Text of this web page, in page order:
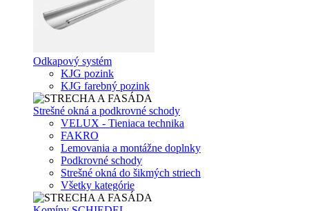
Odkapový systém
KJG pozink
KJG farebný pozink
Strešné okná a podkrovné schody
VELUX - Tieniaca technika
FAKRO
Lemovania a montážne doplnky
Podkrovné schody
Strešné okná do šikmých striech
Všetky kategórie